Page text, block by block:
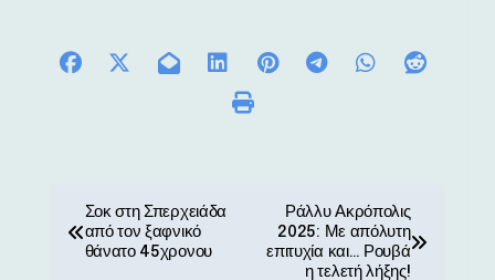
Σοκ στη Σπερχειάδα
από τον ξαφνικό
θάνατο 45χρονου
Ράλλυ Ακρόπολις
2025: Με απόλυτη
επιτυχία και… Ρουβά
η τελετή λήξης!